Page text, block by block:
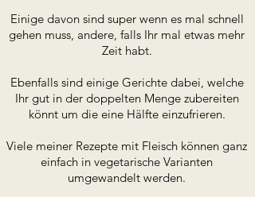
Einige davon sind super wenn es mal schnell
gehen muss, andere, falls Ihr mal etwas mehr
Zeit habt.
Ebenfalls sind einige Gerichte dabei, welche
Ihr gut in der doppelten Menge zubereiten
könnt um die eine Hälfte einzufrieren.
Viele meiner Rezepte mit Fleisch können ganz
einfach in vegetarische Varianten
umgewandelt werden.